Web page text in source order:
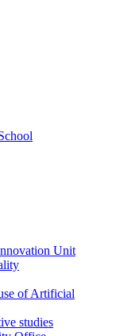
Unit
of Artificial
studies